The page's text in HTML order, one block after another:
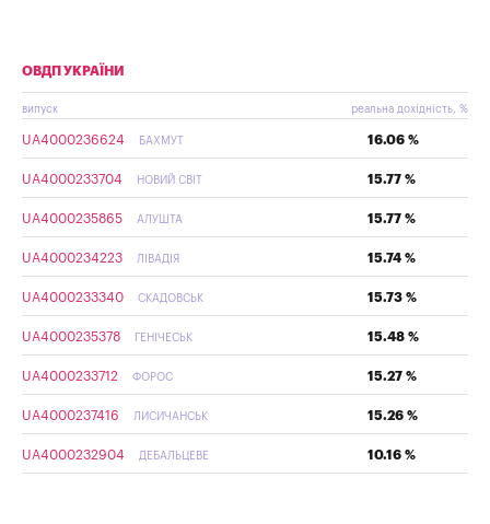
ОВДП УКРАЇНИ
випуск реальна дохідність, %
UA4000236624 БАХМУТ 16.06 %
UA4000233704 НОВИЙ СВІТ 15.77 %
UA4000235865 АЛУШТА 15.77 %
UA4000234223 ЛІВАДІЯ 15.74 %
UA4000233340 СКАДОВСЬК 15.73 %
UA4000235378 ГЕНІЧЕСЬК 15.48 %
UA4000233712 ФОРОС 15.27 %
UA4000237416 ЛИСИЧАНСЬК 15.26 %
UA4000232904 ДЕБАЛЬЦЕВЕ 10.16 %